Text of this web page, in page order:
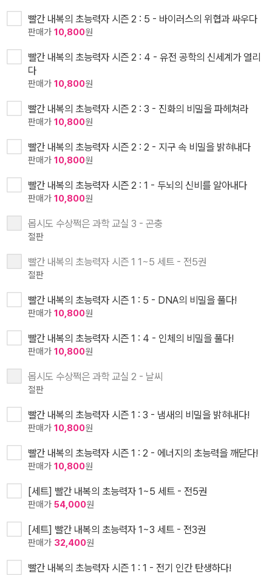
빨간 내복의 초능력자 시즌 2 : 5 - 바이러스의 위협과 싸우다
판매가 10,800원
빨간 내복의 초능력자 시즌 2 : 4 - 유전 공학의 신세계가 열리
다
판매가 10,800원
빨간 내복의 초능력자 시즌 2 : 3 - 진화의 비밀을 파헤쳐라
판매가 10,800원
빨간 내복의 초능력자 시즌 2 : 2 - 지구 속 비밀을 밝혀내다
판매가 10,800원
빨간 내복의 초능력자 시즌 2 : 1 - 두뇌의 신비를 알아내다
판매가 10,800원
몹시도 수상쩍은 과학 교실 3 - 곤충
절판
빨간 내복의 초능력자 시즌 1 1~5 세트 - 전5권
절판
빨간 내복의 초능력자 시즌 1 : 5 - DNA의 비밀을 풀다!
판매가 10,800원
빨간 내복의 초능력자 시즌 1 : 4 - 인체의 비밀을 풀다!
판매가 10,800원
몹시도 수상쩍은 과학 교실 2 - 날씨
절판
빨간 내복의 초능력자 시즌 1 : 3 - 냄새의 비밀을 밝혀내다!
판매가 10,800원
빨간 내복의 초능력자 시즌 1 : 2 - 에너지의 초능력을 깨닫다!
판매가 10,800원
[세트] 빨간 내복의 초능력자 1~5 세트 - 전5권
판매가 54,000원
[세트] 빨간 내복의 초능력자 1~3 세트 - 전3권
판매가 32,400원
빨간 내복의 초능력자 시즌 1 : 1 - 전기 인간 탄생하다!